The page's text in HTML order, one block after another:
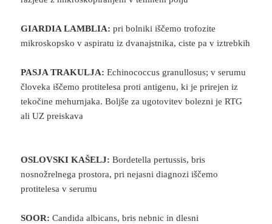
GIARDIA LAMBLIA: pri bolniki iščemo trofozite
mikroskopsko v aspiratu iz dvanajstnika, ciste pa v iztrebkih
PASJA TRAKULJA:Echinococcus granullosus; v serumu
človeka iščemo protitelesa proti antigenu, ki je prirejen iz
tekočine mehurnjaka. Boljše za ugotovitev bolezni je RTG
ali UZ preiskava
OSLOVSKI KAŠELJ: Bordetella pertussis, bris
nosnožrelnega prostora, pri nejasni diagnozi iščemo
protitelesa v serumu
SOOR: Candida albicans, bris nebnic in dlesni